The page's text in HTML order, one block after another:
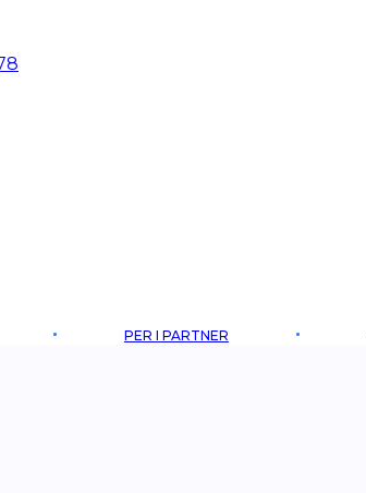
PER I PARTNER